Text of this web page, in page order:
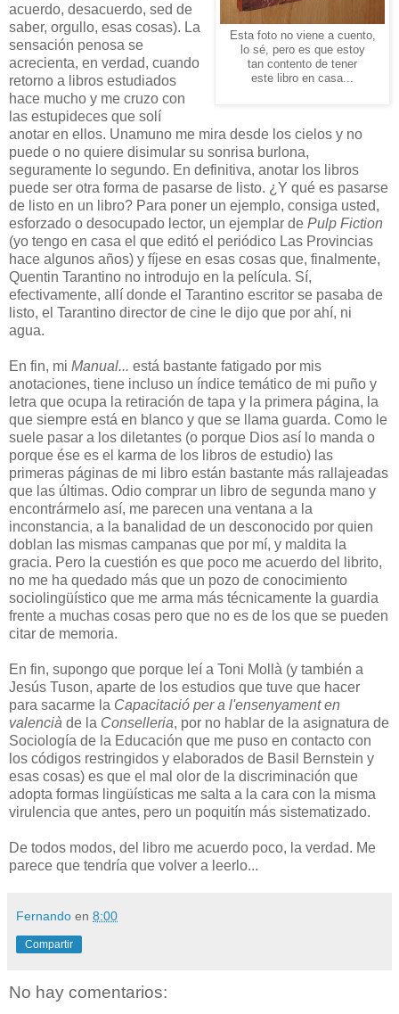
Esta foto no viene a cuento,
lo sé, pero es que estoy
tan contento de tener
este libro en casa...
acuerdo, desacuerdo, sed de
saber, orgullo, esas cosas). La
sensación penosa se
acrecienta, en verdad, cuando
retorno a libros estudiados
hace mucho y me cruzo con
las estupideces que solí
anotar en ellos. Unamuno me mira desde los cielos y no
puede o no quiere disimular su sonrisa burlona,
seguramente lo segundo. En definitiva, anotar los libros
puede ser otra forma de pasarse de listo. ¿Y qué es pasarse
de listo en un libro? Para poner un ejemplo, consiga usted,
esforzado o desocupado lector, un ejemplar de Pulp Fiction
(yo tengo en casa el que editó el periódico Las Provincias
hace algunos años) y fíjese en esas cosas que, finalmente,
Quentin Tarantino no introdujo en la película. Sí,
efectivamente, allí donde el Tarantino escritor se pasaba de
listo, el Tarantino director de cine le dijo que por ahí, ni
agua.
En fin, mi Manual... está bastante fatigado por mis
anotaciones, tiene incluso un índice temático de mi puño y
letra que ocupa la retiración de tapa y la primera página, la
que siempre está en blanco y que se llama guarda. Como le
suele pasar a los diletantes (o porque Dios así lo manda o
porque ése es el karma de los libros de estudio) las
primeras páginas de mi libro están bastante más rallajeadas
que las últimas. Odio comprar un libro de segunda mano y
encontrármelo así, me parecen una ventana a la
inconstancia, a la banalidad de un desconocido por quien
doblan las mismas campanas que por mí, y maldita la
gracia. Pero la cuestión es que poco me acuerdo del librito,
no me ha quedado más que un pozo de conocimiento
sociolingüístico que me arma más técnicamente la guardia
frente a muchas cosas pero que no es de los que se pueden
citar de memoria.
En fin, supongo que porque leí a Toni Mollà (y también a
Jesús Tuson, aparte de los estudios que tuve que hacer
para sacarme la Capacitació per a l'ensenyament en
valencià de la Conselleria, por no hablar de la asignatura de
Sociología de la Educación que me puso en contacto con
los códigos restringidos y elaborados de Basil Bernstein y
esas cosas) es que el mal olor de la discriminación que
adopta formas lingüísticas me salta a la cara con la misma
virulencia que antes, pero un poquitín más sistematizado.
De todos modos, del libro me acuerdo poco, la verdad. Me
parece que tendría que volver a leerlo...
Fernando en 8:00
Compartir
No hay comentarios: